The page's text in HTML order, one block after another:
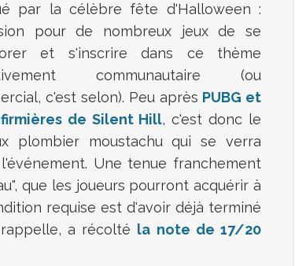
par la célèbre fête d'Halloween :
pour de nombreux jeux de se
et s'inscrire dans ce thème
communautaire (ou
c'est selon). Peu après PUBG et
de Silent Hill, c'est donc le
plombier moustachu qui se verra
Une tenue franchement
que les joueurs pourront acquérir à
requise est d'avoir déjà terminé
a récolté la note de 17/20